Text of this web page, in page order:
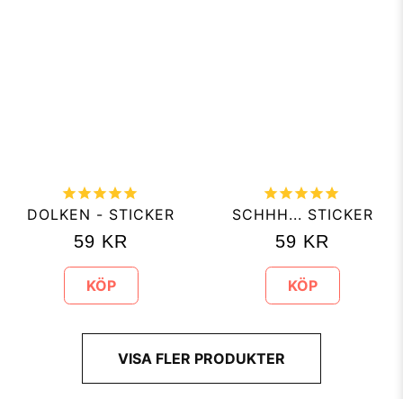
DOLKEN - STICKER
59 KR
KÖP
SCHHH... STICKER
59 KR
KÖP
VISA FLER PRODUKTER